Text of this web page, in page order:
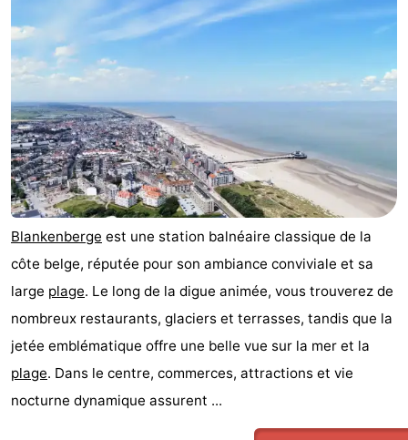
Westhoek
Contact
Blankenberge est une station balnéaire classique de la
côte belge, réputée pour son ambiance conviviale et sa
large plage. Le long de la digue animée, vous trouverez de
nombreux restaurants, glaciers et terrasses, tandis que la
jetée emblématique offre une belle vue sur la mer et la
plage. Dans le centre, commerces, attractions et vie
nocturne dynamique assurent ...